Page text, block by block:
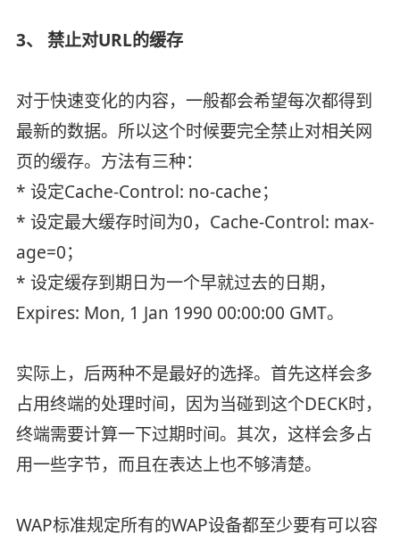
3、 禁止对URL的缓存
对于快速变化的内容，一般都会希望每次都得到
最新的数据。所以这个时候要完全禁止对相关网
页的缓存。方法有三种：
* 设定Cache-Control: no-cache；
* 设定最大缓存时间为0，Cache-Control: max-
age=0；
* 设定缓存到期日为一个早就过去的日期，
Expires: Mon, 1 Jan 1990 00:00:00 GMT。
实际上，后两种不是最好的选择。首先这样会多
占用终端的处理时间，因为当碰到这个DECK时，
终端需要计算一下过期时间。其次，这样会多占
用一些字节，而且在表达上也不够清楚。
WAP标准规定所有的WAP设备都至少要有可以容